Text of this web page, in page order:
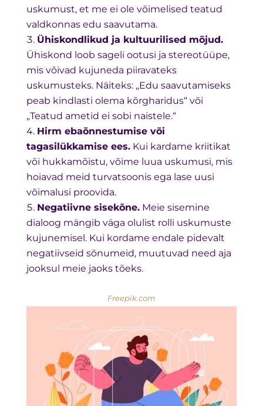
uskumust, et me ei ole võimelised teatud
valdkonnas edu saavutama.
Ühiskondlikud ja kultuurilised mõjud.
Ühiskond loob sageli ootusi ja stereotüüpe,
mis võivad kujuneda piiravateks
uskumusteks. Näiteks: „Edu saavutamiseks
peab kindlasti olema kõrgharidus“ või
„Teatud ametid ei sobi naistele.“
Hirm ebaõnnestumise või
tagasilükkamise ees.Kui kardame kriitikat
või hukkamõistu, võime luua uskumusi, mis
hoiavad meid turvatsoonis ega lase uusi
võimalusi proovida.
Negatiivne sisekõne.Meie sisemine
dialoog mängib väga olulist rolli uskumuste
kujunemisel. Kui kordame endale pidevalt
negatiivseid sõnumeid, muutuvad need aja
jooksul meie jaoks tõeks.
Freepik.com